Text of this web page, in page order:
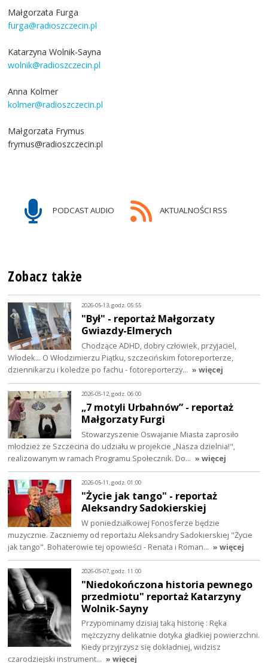
Małgorzata Furga
furga@radioszczecin.pl
Katarzyna Wolnik-Sayna
wolnik@radioszczecin.pl
Anna Kolmer
kolmer@radioszczecin.pl
Małgorzata Frymus
frymus@radioszczecin.pl
PODCAST AUDIO AKTUALNOŚCI RSS
Zobacz także
2026-05-13, godz. 05:55
"Był" - reportaż Małgorzaty
Gwiazdy-Elmerych
Chodzące ADHD, dobry człowiek, przyjaciel,
Włodek... O Włodzimierzu Piątku, szczecińskim fotoreporterze,
dziennikarzu i koledze po fachu - fotoreporterzy… » więcej
2026-05-12, godz. 06:00
„7 motyli Urbahnów” - reportaż
Małgorzaty Furgi
Stowarzyszenie Oswajanie Miasta zaprosiło
młodzież ze Szczecina do udziału w projekcie „Nasza dzielnia!",
realizowanym w ramach Programu Społecznik. Do… » więcej
2026-05-11, godz. 01:00
"Życie jak tango" - reportaż
Aleksandry Sadokierskiej
W poniedziałkowej Fonosferze będzie
muzycznie. Zaczniemy od reportażu Aleksandry Sadokierskiej "Życie
jak tango". Bohaterowie tej opowieści - Renata i Roman… » więcej
2026-05-07, godz. 11:00
"Niedokończona historia pewnego
przedmiotu" reportaż Katarzyny
Wolnik-Sayny
Przypominamy dzisiaj taką historię : Ręka
mężczyzny delikatnie dotyka gładkiej powierzchni.
Kiedy przyjrzysz się dokładniej, widzisz
czarodziejski instrument… » więcej